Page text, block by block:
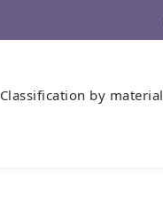
Classification by material